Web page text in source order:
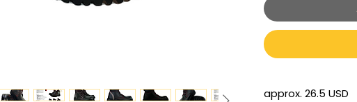
approx. 26.5 USD